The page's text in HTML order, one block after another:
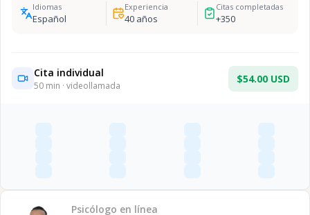
Idiomas
Español
Experiencia
40años
Citas completadas
+350
Cita individual
50 min · videollamada
$54.00 USD
Psicólogo en línea